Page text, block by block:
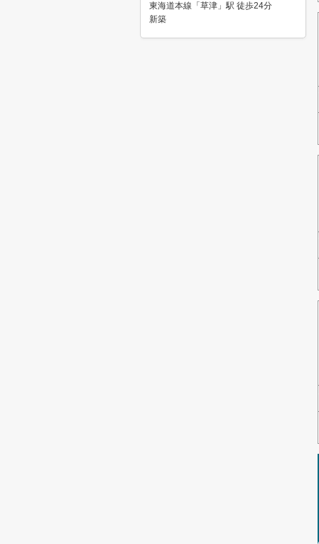
東海道本線「草津」駅 徒歩24分
新築